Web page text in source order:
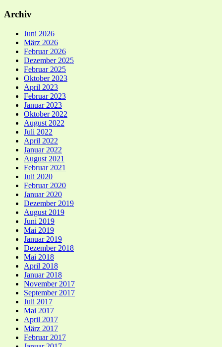
Archiv
Juni 2026
März 2026
Februar 2026
Dezember 2025
Februar 2025
Oktober 2023
April 2023
Februar 2023
Januar 2023
Oktober 2022
August 2022
Juli 2022
April 2022
Januar 2022
August 2021
Februar 2021
Juli 2020
Februar 2020
Januar 2020
Dezember 2019
August 2019
Juni 2019
Mai 2019
Januar 2019
Dezember 2018
Mai 2018
April 2018
Januar 2018
November 2017
September 2017
Juli 2017
Mai 2017
April 2017
März 2017
Februar 2017